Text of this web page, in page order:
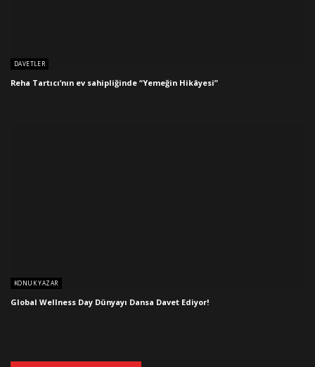
DAVETLER
Reha Tartıcı’nın ev sahipliğinde “Yemeğin Hikâyesi”
KONUK YAZAR
Global Wellness Day Dünyayı Dansa Davet Ediyor!